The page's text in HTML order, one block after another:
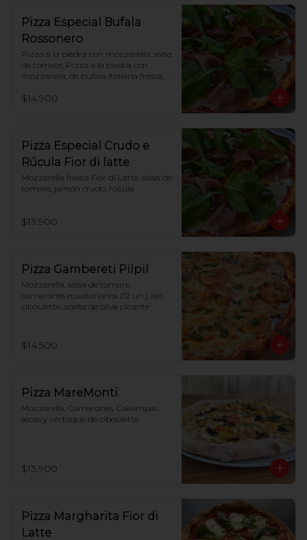
Pizza Especial Bufala
Rossonero
Pizza a la piedra con mozzarella, salsa
de tomate, Pizza a la piedra con
mozzarella, de búfala italiana fresca,
$14.900
Pizza Especial Crudo e
Rúcula Fior di latte
Mozzarella fresca Fior di Latte, salsa de
tomate, jamón crudo, rúcula
$13.900
Pizza Gambereti Pilpil
Mozzarella, salsa de tomate,
camarones ecuatorianos (12 un.), ajo,
ciboulette, aceite de oliva picante
$14.500
Pizza MareMonti
Mozzarella, Camarones, Callampas
secas y un toque de ciboulette
$13.900
Pizza Margharita Fior di
Latte